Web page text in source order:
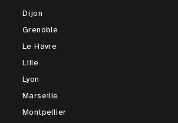
Dijon
Grenoble
Le Havre
Lille
Lyon
Marseille
Montpellier